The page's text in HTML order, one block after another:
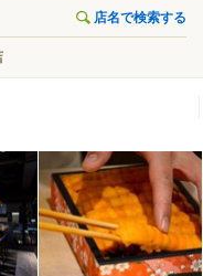
店名で検索する